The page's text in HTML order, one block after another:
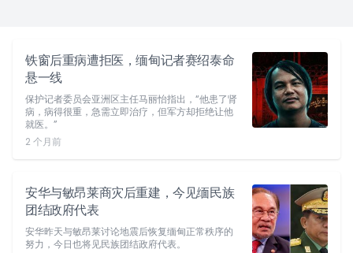
铁窗后重病遭拒医，缅甸记者赛绍泰命
悬一线
保护记者委员会亚洲区主任马丽怡指出，“他患了肾
病，病得很重，急需立即治疗，但军方却拒绝让他
就医。”
2 个月前
安华与敏昂莱商灾后重建，今见缅民族
团结政府代表
安华昨天与敏昂莱讨论地震后恢复缅甸正常秩序的
努力，今日也将见民族团结政府代表。